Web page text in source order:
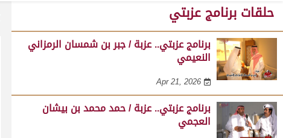
حلقات برنامج عزبتي
برنامج عزبتي.. عزبة / جبر بن شمسان الرمزاني
النعيمي
Apr 21, 2026
برنامج عزبتي.. عزبة / حمد محمد بن بيشان
العجمي